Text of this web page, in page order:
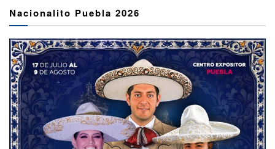
Nacionalito Puebla 2026